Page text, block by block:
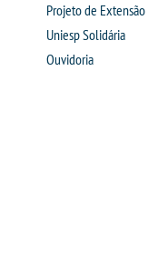
Projeto de Extensão
Uniesp Solidária
Ouvidoria